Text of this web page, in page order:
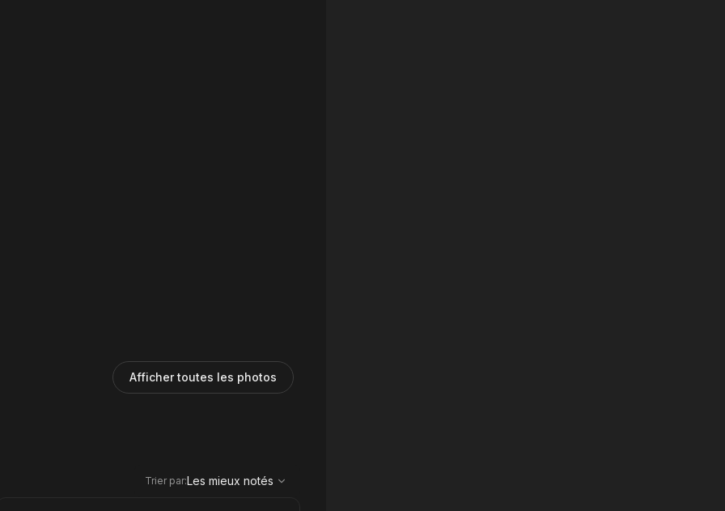
Afficher toutes les photos
Les mieux notés
Trier par:Les mieux notés